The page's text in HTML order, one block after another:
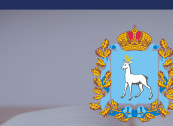
Перейти